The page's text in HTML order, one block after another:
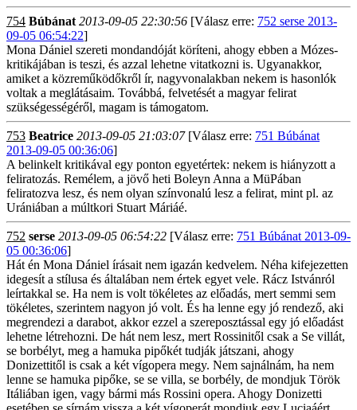
754 Búbánat 2013-09-05 22:30:56 [Válasz erre: 752 serse 2013-
09-05 06:54:22]
Mona Dániel szereti mondandóját köríteni, ahogy ebben a Mózes-
kritikájában is teszi, és azzal lehetne vitatkozni is. Ugyanakkor,
amiket a közreműködőkről ír, nagyvonalakban nekem is hasonlók
voltak a meglátásaim. Továbbá, felvetését a magyar felirat
szükségességéről, magam is támogatom.
753 Beatrice 2013-09-05 21:03:07[Válasz erre: 751 Búbánat
2013-09-05 00:36:06]
A belinkelt kritikával egy ponton egyetértek: nekem is hiányzott a
feliratozás. Remélem, a jövő heti Boleyn Anna a MüPában
feliratozva lesz, és nem olyan színvonalú lesz a felirat, mint pl. az
Urániában a múltkori Stuart Máriáé.
752 serse 2013-09-05 06:54:22 [Válasz erre: 751 Búbánat 2013-09-
05 00:36:06]
Hát én Mona Dániel írásait nem igazán kedvelem. Néha kifejezetten
idegesít a stílusa és általában nem értek egyet vele. Rácz Istvánról
leírtakkal se. Ha nem is volt tökéletes az előadás, mert semmi sem
tökéletes, szerintem nagyon jó volt. És ha lenne egy jó rendező, aki
megrendezi a darabot, akkor ezzel a szereposztással egy jó előadást
lehetne létrehozni. De hát nem lesz, mert Rossinitől csak a Se villát,
se borbélyt, meg a hamuka pipőkét tudják játszani, ahogy
Donizettitől is csak a két vígopera megy. Nem sajnálnám, ha nem
lenne se hamuka pipőke, se se villa, se borbély, de mondjuk Török
Itáliában igen, vagy bármi más Rossini opera. Ahogy Donizetti